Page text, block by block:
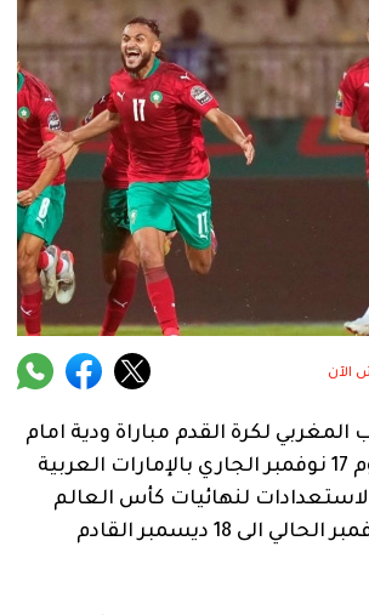
الآن
لكرة القدم مباراة ودية امام
نظيره الجورجي يوم 17 نوفمبر الجاري بالإمارات العربية
لنهائيات كأس العالم
المقررة من 20 نوفمبر الحالي الى 18 ديسمبر القادم